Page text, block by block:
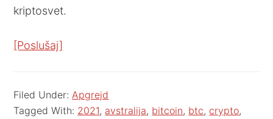
kriptosvet.
[Poslušaj]
Filed Under: Apgrejd
Tagged With: 2021, avstralija, bitcoin, btc, crypto,